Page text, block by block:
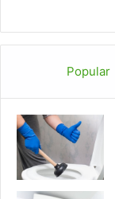
Popular